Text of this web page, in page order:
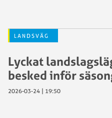
LANDSVÄG
Lyckat
besked inför
2026-03-24 | 19:50